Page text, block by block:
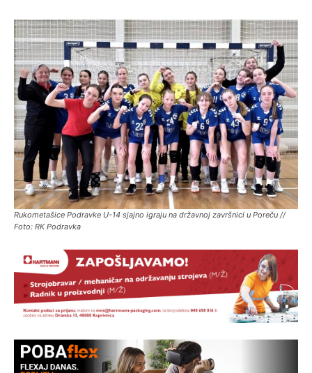
Rukometašice Podravke U-14 sjajno igraju na državnoj završnici u Poreču //
Foto: RK Podravka